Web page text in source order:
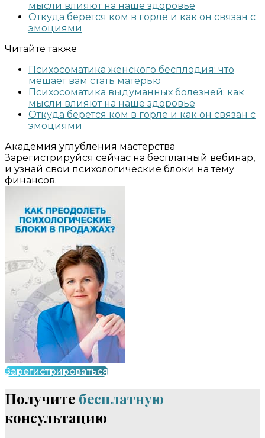
мысли влияют на наше здоровье
Откуда берется ком в горле и как он связан с
эмоциями
Читайте также
Психосоматика женского бесплодия: что
мешает вам стать матерью
Психосоматика выдуманных болезней: как
мысли влияют на наше здоровье
Откуда берется ком в горле и как он связан с
эмоциями
Академия углубления мастерства
Зарегистрируйся сейчас на бесплатный вебинар,
и узнай свои психологические блоки на тему
финансов.
Зарегистрироваться
Получите бесплатную
консультацию